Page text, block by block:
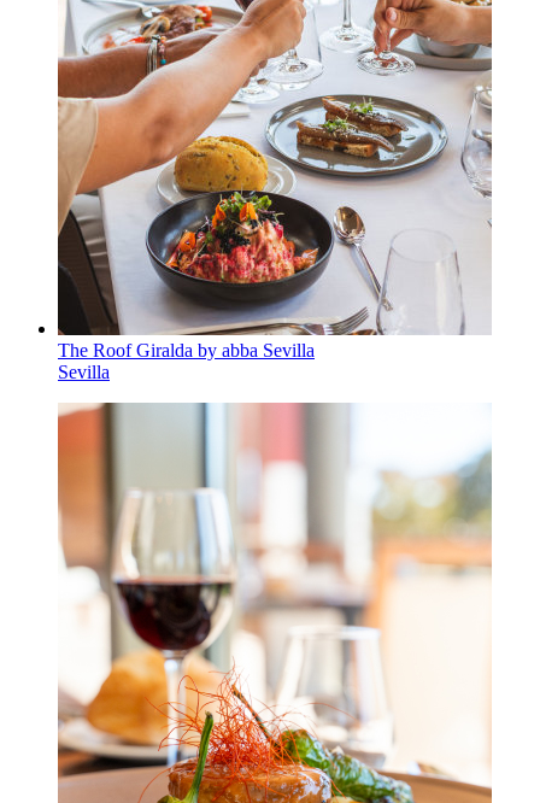
The Roof Giralda by abba Sevilla
Sevilla